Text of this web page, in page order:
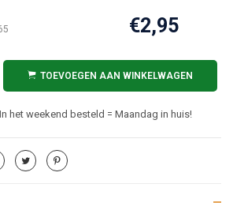
€2,95
TOEVOEGEN AAN WINKELWAGEN
het weekend besteld = Maandag in huis!